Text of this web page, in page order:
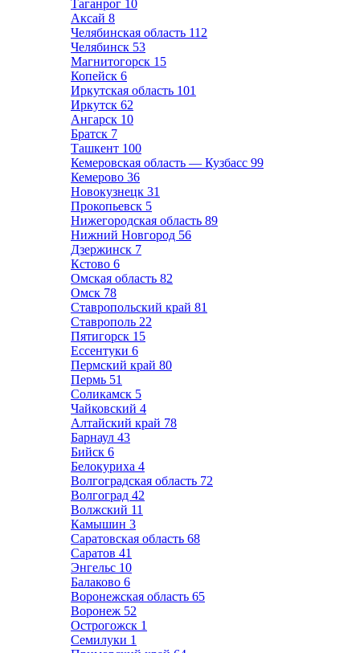
Таганрог 10
Аксай 8
Челябинская область 112
Челябинск 53
Магнитогорск 15
Копейск 6
Иркутская область 101
Иркутск 62
Ангарск 10
Братск 7
Ташкент 100
Кемеровская область — Кузбасс 99
Кемерово 36
Новокузнецк 31
Прокопьевск 5
Нижегородская область 89
Нижний Новгород 56
Дзержинск 7
Кстово 6
Омская область 82
Омск 78
Ставропольский край 81
Ставрополь 22
Пятигорск 15
Ессентуки 6
Пермский край 80
Пермь 51
Соликамск 5
Чайковский 4
Алтайский край 78
Барнаул 43
Бийск 6
Белокуриха 4
Волгоградская область 72
Волгоград 42
Волжский 11
Камышин 3
Саратовская область 68
Саратов 41
Энгельс 10
Балаково 6
Воронежская область 65
Воронеж 52
Острогожск 1
Семилуки 1